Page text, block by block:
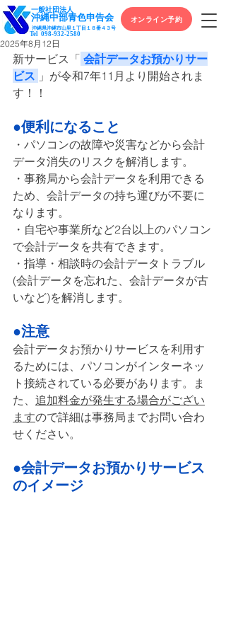
​沖縄中部青色申告会
一般社団法人
沖縄県沖縄市山里１丁目１８番４３号
Tel 098-932-2580
オンライン予約
2025年8月12日
新サービス「 会計データお預かりサー
ビス 」が令和7年11月より開始されま
す！！
●便利になること
・パソコンの故障や災害などから会計
データ消失のリスクを解消します。
・事務局から会計データを利用できる
ため、会計データの持ち運びが不要に
なります。
・自宅や事業所など2台以上のパソコン
で会計データを共有できます。
・指導・相談時の会計データトラブル
(会計データを忘れた、会計データが古
いなど)を解消します。
●注意
会計データお預かりサービスを利用す
るためには、パソコンがインターネッ
ト接続されている必要があります。ま
た、 追加料金が発生する場合がござい
ますので詳細は事務局までお問い合わ
せください。
●会計データお預かりサービス
のイメージ